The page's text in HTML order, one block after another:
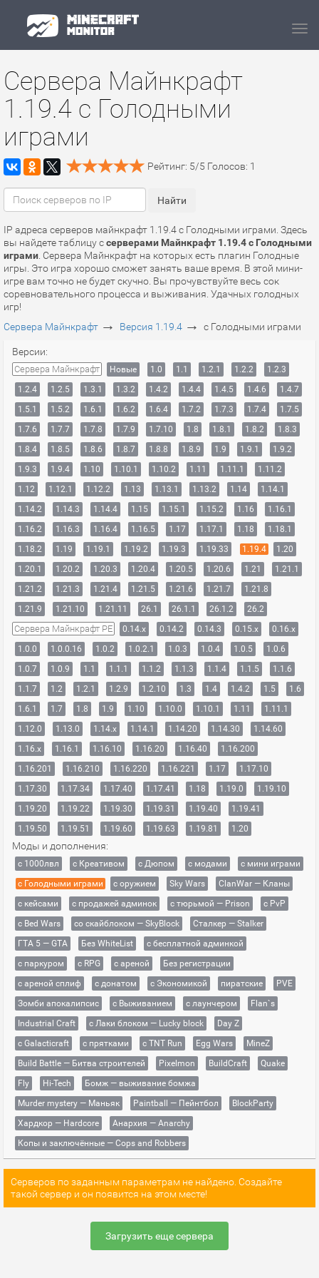
Сервера Майнкрафт
1.19.4 с Голодными
играми
Рейтинг: 5/5 Голосов: 1
IP адреса серверов майнкрафт 1.19.4 с Голодными играми. Здесь
вы найдете таблицу ссерверами Майнкрафт 1.19.4 с Голодными
играми . Сервера Майнкрафт на которых есть плагин Голодные
игры. Это игра хорошо сможет занять ваше время. В этой мини-
игре вам точно не будет скучно. Вы прочувствуйте весь сок
соревновательного процесса и выживания. Удачных голодных
игр!
Сервера Майнкрафт → Версия 1.19.4 → с Голодными играми
Версии:
Сервера Майнкрафт Новые 1.0 1.1 1.2.1 1.2.2
1.2.3
1.2.4
1.2.5 1.3.1 1.3.2 1.4.2 1.4.4 1.4.5 1.4.6
1.4.7
1.5.1
1.5.2 1.6.1 1.6.2 1.6.4 1.7.2 1.7.3 1.7.4
1.7.5
1.7.6
1.7.7 1.7.8 1.7.9 1.7.10 1.8 1.8.1 1.8.2
1.8.3
1.8.4
1.8.5 1.8.6 1.8.7 1.8.8 1.8.9 1.9 1.9.1
1.9.2
1.9.3
1.9.4 1.10 1.10.1 1.10.2 1.11 1.11.1
1.11.2
1.12
1.12.1 1.12.2 1.13 1.13.1 1.13.2 1.14
1.14.1
1.14.2
1.14.3 1.14.4 1.15 1.15.1 1.15.2 1.16
1.16.1
1.16.2
1.16.3 1.16.4 1.16.5 1.17 1.17.1 1.18
1.18.1
1.18.2
1.19 1.19.1 1.19.2 1.19.3 1.19.33 1.19.4
1.20
1.20.1
1.20.2 1.20.3 1.20.4 1.20.5 1.20.6 1.21
1.21.1
1.21.2
1.21.3 1.21.4 1.21.5 1.21.6 1.21.7
1.21.8
1.21.9
1.21.10 1.21.11 26.1 26.1.1 26.1.2 26.2
Сервера Майнкрафт PE 0.14.x 0.14.2 0.14.3 0.15.x
0.16.x
1.0.0
1.0.0.16 1.0.2 1.0.2.1 1.0.3 1.0.4 1.0.5
1.0.6
1.0.7
1.0.9 1.1 1.1.1 1.1.2 1.1.3 1.1.4 1.1.5
1.1.6
1.1.7
1.2 1.2.1 1.2.9 1.2.10 1.3 1.4 1.4.2 1.5
1.6
1.6.1
1.7 1.8 1.9 1.10 1.10.0 1.10.1 1.11
1.11.1
1.12.0
1.13.0 1.14.x 1.14.1 1.14.20 1.14.30
1.14.60
1.16.x
1.16.1 1.16.10 1.16.20 1.16.40
1.16.200
1.16.201
1.16.210 1.16.220 1.16.221 1.17
1.17.10
1.17.30
1.17.34 1.17.40 1.17.41 1.18 1.19.0
1.19.10
1.19.20
1.19.22 1.19.30 1.19.31 1.19.40
1.19.41
1.19.50
1.19.51 1.19.60 1.19.63 1.19.81 1.20
Моды и дополнения:
с 1000лвл c Креативом с Дюпом с модами
с мини играми
с Голодными играми
с оружием Sky Wars
ClanWar — Кланы
с кейсами
с продажей админок с тюрьмой — Prison
с PvP
с Bed Wars
со скайблоком — SkyBlock
Сталкер — Stalker
ГТА 5 — GTA
Без WhiteList
с бесплатной админкой
с паркуром
с RPG с ареной
Без регистрации
с ареной сплиф
с донатом с Экономикой пиратские
PVE
Зомби апокалипсис
с Выживанием с лаунчером
Flan`s
Industrial Craft
с Лаки блоком — Lucky block
Day Z
с Galacticraft
с прятками с TNT Run Egg Wars
MineZ
Build Battle — Битва строителей
Pixelmon BuildCraft
Quake
Fly
Hi-Tech
Бомж — выживание бомжа
Murder mystery — Маньяк
Paintball — Пейнтбол
BlockParty
Хардкор — Hardcore
Анархия — Anarchy
Копы и заключённые — Cops and Robbers
Серверов по заданным параметрам не найдено. Создайте
такой сервер и он появится на этом месте!
Загрузить еще сервера